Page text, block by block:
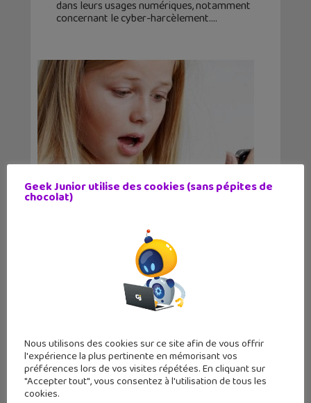
dans leurs usages numériques, notamment
concernant le cyber-harcèlement.
Télécharge Stop Bashing et
protège-toi du cyber-harcèlement
Tu es confronté à des moqueries ou des
Bashing (Android et iOS) va t'aider à gérer
cette situation directement via ton
téléphone portable. Stop Bashing est une
application gratuite de lutte contre le
Geek Junior utilise des cookies (sans pépites de
chocolat)
Nous utilisons des cookies sur ce site afin de vous offrir
l'expérience la plus pertinente en mémorisant vos
préférences lors de vos visites répétées. En cliquant sur
"Accepter tout", vous consentez à l'utilisation de tous les
cookies.